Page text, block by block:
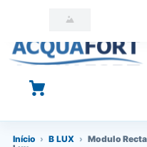
O que você está
Início › B LUX › Modulo